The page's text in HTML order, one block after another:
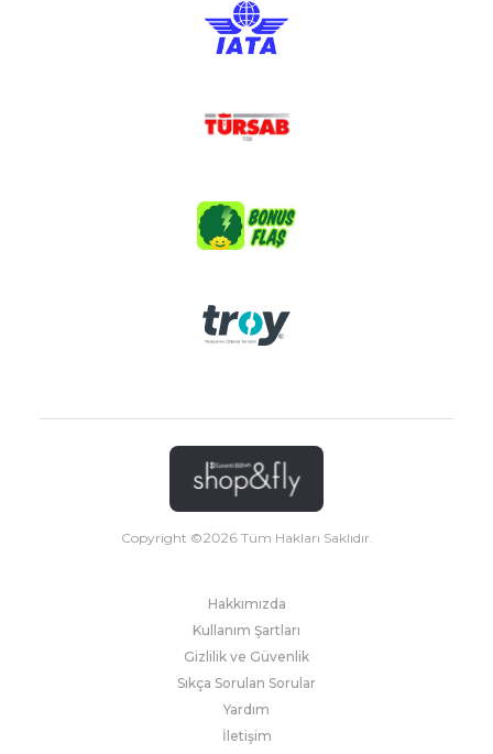
Copyright ©2026Tüm Hakları Saklıdır.
Hakkımızda
Kullanım Şartları
Gizlilik ve Güvenlik
Sıkça Sorulan Sorular
Yardım
İletişim